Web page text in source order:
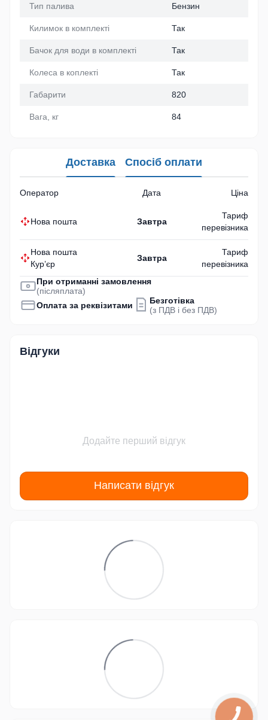
Тип палива Бензин
Килимок в комплекті Так
Бачок для води в комплекті Так
Колеса в коплекті Так
Габарити 820
Вага, кг 84
Доставка Спосіб оплати
Оператор Дата Ціна
Нова пошта Завтра
Тариф
перевізника
Нова пошта
Кур’єр
Завтра
Тариф
перевізника
При отриманні замовлення
(післяплата)
Оплата за реквізитами
Безготівка
(з ПДВ і без ПДВ)
Відгуки
Додайте перший відгук
Написати відгук